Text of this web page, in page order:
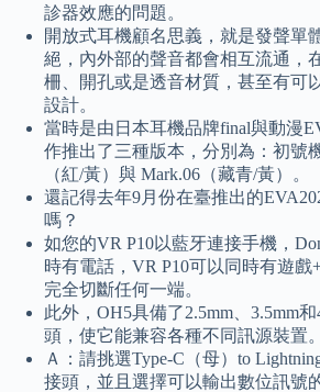
診器效應的問題。
開放式耳機顧名思義，就是發聲單
絕，內外部的聲音都會相互流通，
柵、開孔或是透音材質，甚至有可
設計。
當時是由日本耳機品牌final與動漫
作推出了三種版本，分別為：初號
（紅/黃）與 Mark.06（藏青/黃）。
還記得去年9月份在臺推出的
嗎？
如您的VR P10以藍牙連接手機，
時有電話，VR P10可以同時有遊戲
完全切斷任何一端。
此外，OH5具備了2.5mm、3.5mm
頭，使它能兼容各種不同訊源裝置。
Ａ：請挑選Type-C（母）to
接頭，並且選擇可以輸出數位訊號